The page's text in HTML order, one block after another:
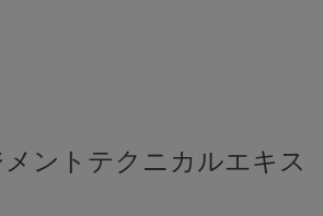
ントテクニカルエキス